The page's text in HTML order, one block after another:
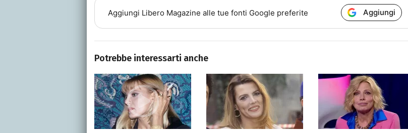
Aggiungi Libero Magazine alle tue fonti Google preferite Aggiungi
Potrebbe interessarti anche